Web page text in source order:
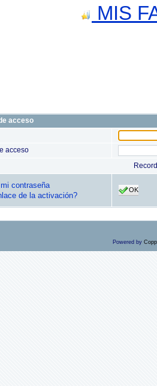
MIS
acceso
acceso
contraseña
de la activación?
OK
Powered by